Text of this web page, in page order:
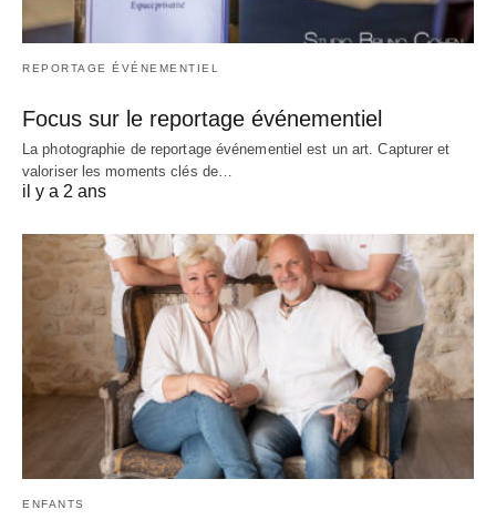
REPORTAGE ÉVÉNEMENTIEL
Focus sur le reportage événementiel
La photographie de reportage événementiel est un art. Capturer et
valoriser les moments clés de…
il y a 2 ans
ENFANTS